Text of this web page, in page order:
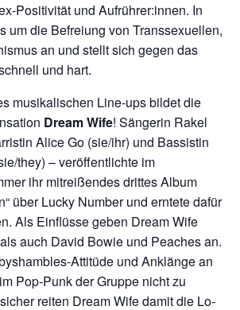
Positivität und Aufrührer:innen. In
um die Befreiung von Transsexuellen,
an und stellt sich gegen das
und hart.
musikalischen Line-ups bildet die
Dream Wife! Sängerin Rakel
Alice Go (sie/ihr) und Bassistin
they) – veröffentlichte im
ihr mitreißendes drittes Album
über Lucky Number und erntete dafür
Als Einflüsse geben Dream Wife
auch David Bowie und Peaches an.
Attitüde und Anklänge an
Pop-Punk der Gruppe nicht zu
reiten Dream Wife damit die Lo-